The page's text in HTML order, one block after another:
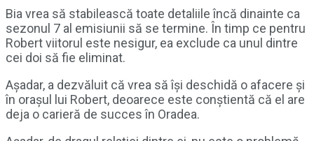
Bia vrea să stabilească toate detaliile încă dinainte ca
sezonul 7 al emisiunii să se termine. În timp ce pentru
Robert viitorul este nesigur, ea exclude ca unul dintre
cei doi să fie eliminat.
Așadar, a dezvăluit că vrea să își deschidă o afacere și
în orașul lui Robert, deoarece este conștientă că el are
deja o carieră de succes în Oradea.